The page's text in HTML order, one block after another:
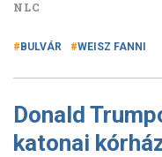
NLC
BULVÁR WEISZ FANNI
Donald
katonai